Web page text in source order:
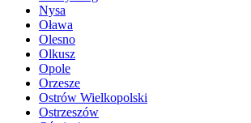
Nysa
Oława
Olesno
Olkusz
Opole
Orzesze
Ostrów Wielkopolski
Ostrzeszów